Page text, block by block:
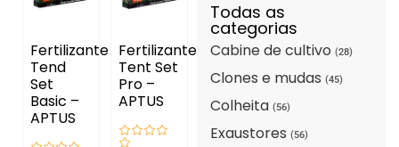
Todas as
categorias
Cabine de cultivo(28)
Clones e mudas(45)
Colheita(56)
Exaustores(56)
Fertilizante
Tend
Set
Basic –
APTUS
Fertilizante
Tent Set
Pro –
APTUS